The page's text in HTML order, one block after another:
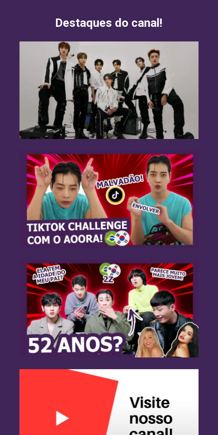
Destaques do canal!